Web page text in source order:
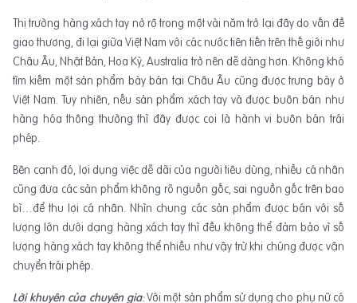
Thị trường hàng xách tay nở rộ trong một vài năm trở lại đây do vấn đề
giao thương, đi lại giữa Việt Nam với các nước tiên tiến trên thế giới như
Châu Âu, Nhật Bản, Hoa Kỳ, Australia trở nên dễ dàng hơn. Không khó
tìm kiếm một sản phẩm bày bán tại Châu Âu cũng được trưng bày ở
Việt Nam. Tuy nhiên, nếu sản phẩm xách tay và được buôn bán như
hàng hóa thông thường thì đây được coi là hành vi buôn bán trái
phép.
Bên cạnh đó, lợi dụng việc dễ dãi của người tiêu dùng, nhiều cá nhân
cũng đưa các sản phẩm không rõ nguồn gốc, sai nguồn gốc trên bao
bì…để thu lợi cá nhân. Nhìn chung các sản phẩm được bán với số
lượng lớn dưới dạng hàng xách tay thì đều không thể đảm bảo vì số
lượng hàng xách tay không thể nhiều như vậy trừ khi chúng được vận
chuyển trái phép.
Lời khuyên của chuyên gia:Với một sản phẩm sử dụng cho phụ nữ có